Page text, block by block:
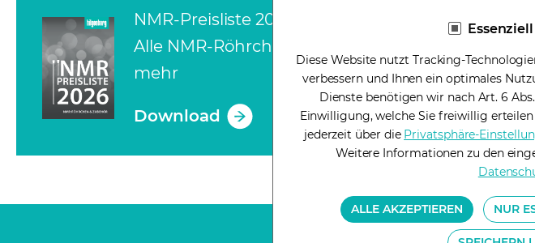
NMR-Preisliste 2026 -
Alle NMR-Röhrchen und
mehr
Download
(opens in a new tab)
Essenziell
Diese Website nutzt Tracking-
verbessern und Ihnen ein optimales
Dienste benötigen wir nach Art. 6 Abs.
Einwilligung, welche Sie freiwillig
jederzeit über die Privatsphäre-
Weitere Informationen zu den
ALLE AKZEPTIEREN NUR